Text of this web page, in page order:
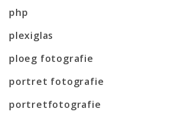
php
plexiglas
ploeg fotografie
portret fotografie
portretfotografie